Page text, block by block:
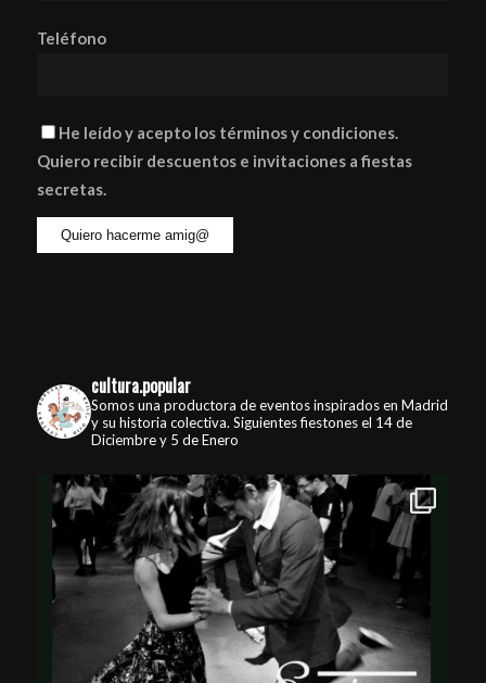
Teléfono
He leído y acepto los términos y condiciones.
Quiero recibir descuentos e invitaciones a fiestas
secretas.
cultura.popular
Somos una productora de eventos inspirados en Madrid
y su historia colectiva. Siguientes fiestones el 14 de
Diciembre y 5 de Enero